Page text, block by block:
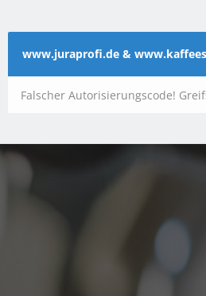
www.juraprofi.de &
Falscher Autorisierungscode!